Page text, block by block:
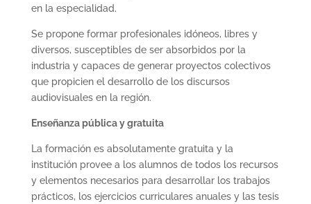
en la especialidad.
Se propone formar profesionales idóneos, libres y
diversos, susceptibles de ser absorbidos por la
industria y capaces de generar proyectos colectivos
que propicien el desarrollo de los discursos
audiovisuales en la región.
Enseñanza pública y gratuita
La formación es absolutamente gratuita y la
institución provee a los alumnos de todos los recursos
y elementos necesarios para desarrollar los trabajos
prácticos, los ejercicios curriculares anuales y las tesis